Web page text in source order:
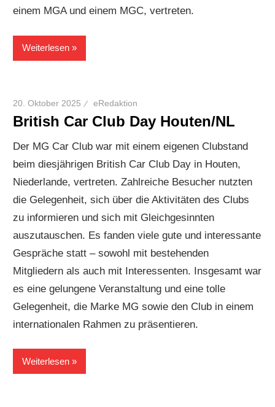
einem MGA und einem MGC, vertreten.
Weiterlesen
20. Oktober 2025 eRedaktion
British Car Club Day Houten/NL
Der MG Car Club war mit einem eigenen Clubstand
beim diesjährigen British Car Club Day in Houten,
Niederlande, vertreten. Zahlreiche Besucher nutzten
die Gelegenheit, sich über die Aktivitäten des Clubs
zu informieren und sich mit Gleichgesinnten
auszutauschen. Es fanden viele gute und interessante
Gespräche statt – sowohl mit bestehenden
Mitgliedern als auch mit Interessenten. Insgesamt war
es eine gelungene Veranstaltung und eine tolle
Gelegenheit, die Marke MG sowie den Club in einem
internationalen Rahmen zu präsentieren.
Weiterlesen